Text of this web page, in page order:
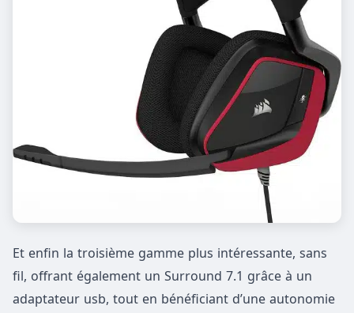
Et enfin la troisième gamme plus intéressante, sans
fil, offrant également un Surround 7.1 grâce à un
adaptateur usb, tout en bénéficiant d’une autonomie